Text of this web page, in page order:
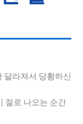
달라져서 당황하신
절로 나오는 순간